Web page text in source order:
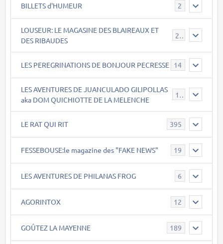
BILLETS d'HUMEUR 2
LOUSEUR: LE MAGASINE DES BLAIREAUX ET
DES RIBAUDES
LES PEREGRINATIONS DE BONJOUR PECRESSE 14
LES AVENTURES DE JUANCULADO GILIPOLLAS
aka DOM QUICHIOTTE DE LA MELENCHE
LE RAT QUI RIT 395
FESSEBOUSE:le magazine des "FAKE NEWS" 19
LES AVENTURES DE PHILANAS FROG 6
AGORINTOX 12
GOÛTEZ LA MAYENNE 189